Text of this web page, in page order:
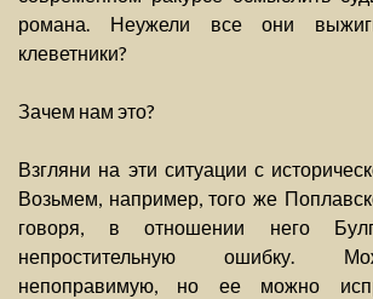
романа. Неужели все они
клеветники?
Зачем нам это?
Взгляни на эти ситуации с
Возьмем, например, того же
говоря, в отношении него
непростительную ошибку.
непоправимую, но ее можно